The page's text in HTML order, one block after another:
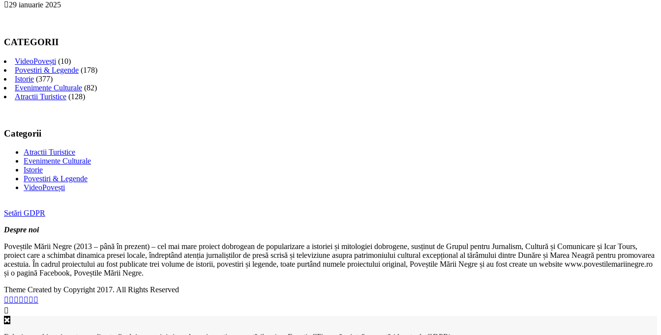
29 ianuarie 2025
CATEGORII
VideoPovești (10)
Povestiri & Legende (178)
Istorie (377)
Evenimente Culturale (82)
Atractii Turistice (128)
Categorii
Atractii Turistice
Evenimente Culturale
Istorie
Povestiri & Legende
VideoPovești
Setări GDPR
Despre noi
Poveștile Mării Negre (2013 – până în prezent) – cel mai mare proiect dobrogean de popularizare a istoriei și mitologiei dobrogene, susținut de Grupul pentru Jurnalism, Cultură și Comunicare și Icar Tours,
proiect care a schimbat dinamica presei locale, îndreptând atenția jurnaliștilor de presă scrisă și televiziune asupra patrimoniului cultural excepțional al tărâmului dintre Dunăre și Marea Neagră pentru promovarea
acestuia. În cadrul proiectului au fost publicate trei volume de istorii, povestiri și legende, toate purtând numele proiectului original, Poveștile Mării Negre și au fost create un website www.povestilemariinegre.ro
și o pagină Facebook, Poveștile Mării Negre.
Theme Created by Copyright 2017. All Rights Reserved